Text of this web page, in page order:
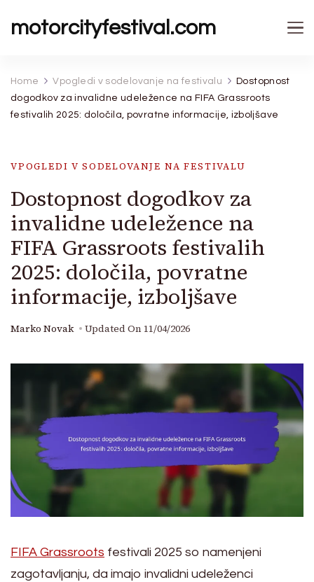
motorcityfestival.com
Home Vpogledi v sodelovanje na festivalu
Dostopnost
dogodkov za invalidne udeležence na FIFA Grassroots
festivalih 2025: določila, povratne informacije, izboljšave
VPOGLEDI V SODELOVANJE NA FESTIVALU
Dostopnost dogodkov za
invalidne udeležence na
FIFA Grassroots festivalih
2025: določila, povratne
informacije, izboljšave
Marko Novak Updated On 11/04/2026
FIFA Grassroots festivali 2025 so namenjeni
zagotavljanju, da imajo invalidni udeleženci